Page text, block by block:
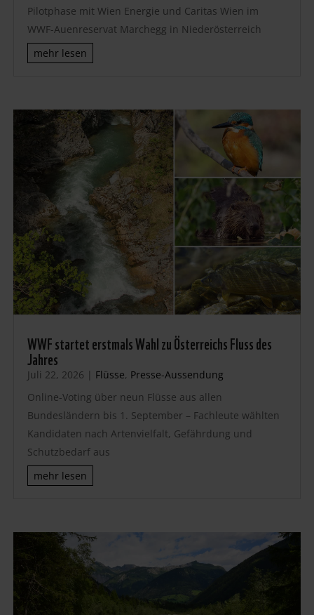
Pilotphase mit Wien Energie und Caritas Wien im
WWF-Auenreservat Marchegg in Niederösterreich
mehr lesen
WWF startet erstmals Wahl zu Österreichs Fluss des
Jahres
Juli 22, 2026 | Flüsse, Presse-Aussendung
Online-Voting über neun Flüsse aus allen
Bundesländern bis 1. September – Fachleute wählten
Kandidaten nach Artenvielfalt, Gefährdung und
Schutzbedarf aus
mehr lesen